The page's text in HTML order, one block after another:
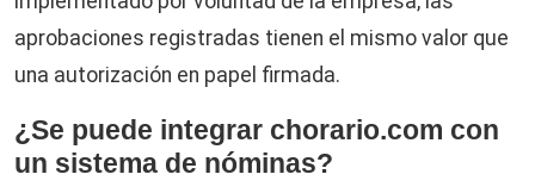
aprobaciones registradas tienen el mismo valor que
una autorización en papel firmada.
¿Se puede integrar chorario.com con
un sistema de nóminas?